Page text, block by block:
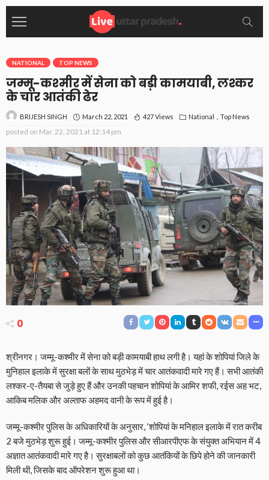
NATIONAL TOP NEWS
जम्मू-कश्मीर में सेना को बड़ी कामयाबी, लश्कर
के चार आतंकी ढेर
BRIJESH SINGH March 22, 2021 427 Views National Top News
posted on Mar. 22, 2021 at 12:14 pm
0
श्रीनगर। जम्मू-कश्मीर में सेना को बड़ी कामयाबी हाथ लगी है। यहां के शोपियां जिले के
मुनिहाल इलाके में सुरक्षा बलों के साथ मुठभेड़ में चार आतंकवादी मारे गए हैं। सभी आतंकी
लश्कर-ए-तैयबा से जुड़े हुए हैं और उनकी पहचान शोपियां के आमिर शफी, रईस अह भट,
आकिब मलिक और अल्ताफ अहमद वानी के रूप में हुई है।
जम्मू-कश्मीर पुलिस के अधिकारियों के अनुसार, ‘शोपियां के मनिहाल इलाके में रात करीब
2 बजे मुठभेड़ शुरू हुई। जम्मू-कश्मीर पुलिस और सीआरपीएफ के संयुक्त अभियान में 4
अज्ञात आतंकवादी मारे गए है। सुरक्षाबलों को कुछ आतंकियों के छिपे होने की जानकारी
मिली थी, जिसके बाद ऑपरेशन शुरू हुआ था।